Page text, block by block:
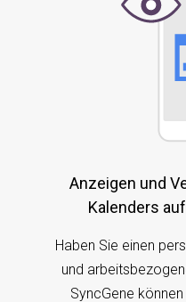
Anzeigen und
Kalenders
Haben Sie einen
und
SyncGene